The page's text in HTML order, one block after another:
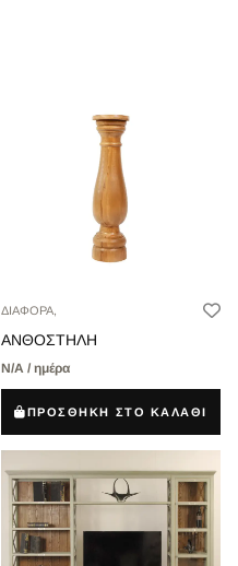
ΔΙΑΦΟΡΑ,
ΑΝΘΟΣΤΗΛΗ
Ν/Α / ημέρα
ΠΡΟΣΘΗΚΗ ΣΤΟ ΚΑΛΑΘΙ